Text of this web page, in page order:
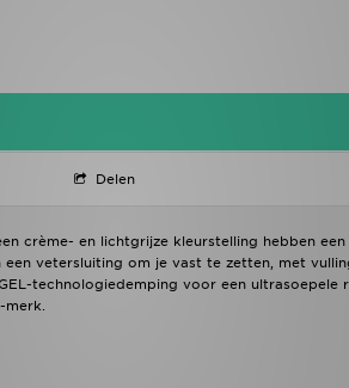
Delen
crème- en lichtgrijze kleurstelling hebben een
vetersluiting om je vast te zetten, met
technologiedemping voor een ultrasoepele
merk.